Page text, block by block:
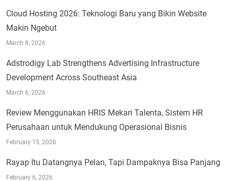
Cloud Hosting 2026: Teknologi Baru yang Bikin Website
Makin Ngebut
March 8, 2026
Adstrodigy Lab Strengthens Advertising Infrastructure
Development Across Southeast Asia
March 6, 2026
Review Menggunakan HRIS Mekari Talenta, Sistem HR
Perusahaan untuk Mendukung Operasional Bisnis
February 15, 2026
Rayap Itu Datangnya Pelan, Tapi Dampaknya Bisa Panjang
February 6, 2026